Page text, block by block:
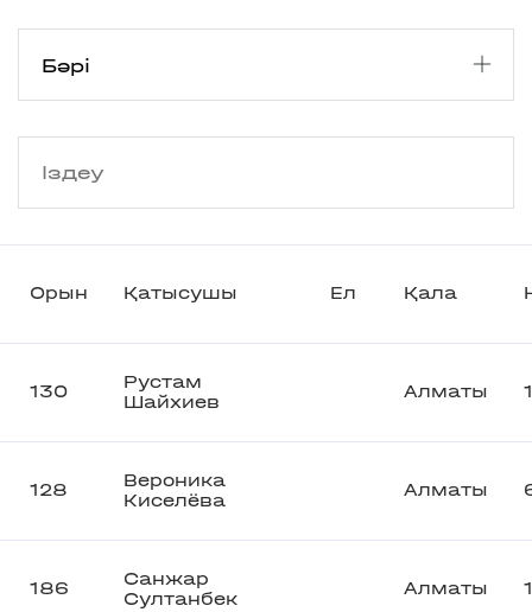
Орын Қатысушы Ел Қала
130
Рустам
Шайхиев
Алматы
128
Вероника
Киселёва
Алматы
186
Санжар
Султанбек
Алматы